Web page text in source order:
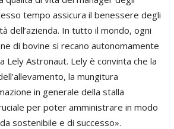
tempo assicura il benessere degli
dell’azienda. In tutto il mondo, ogni
di bovine si recano autonomamente
Lely Astronaut. Lely è convinta che la
la mungitura
in generale della stalla
per poter amministrare in modo
sostenibile e di successo».